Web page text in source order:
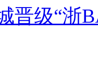
晋级“浙